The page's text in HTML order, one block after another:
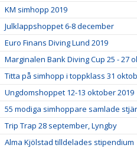
KM simhopp 2019
Julklappshoppet 6-8 december
Euro Finans Diving Lund 2019
Marginalen Bank Diving Cup 25 - 27
Titta på simhopp i toppklass 31
Ungdomshoppet 12-13 oktober 2019
55 modiga simhoppare samlade
Trip Trap 28 september, Lyngby
Alma Kjölstad tilldelades stipendium